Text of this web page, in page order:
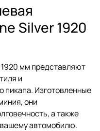
Silver 1920
мм представляют
и
пикапа. Изготовленные
они
а также
автомобилю.